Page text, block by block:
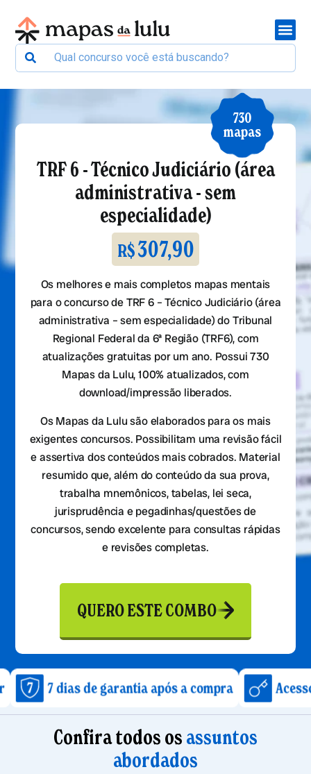
730
mapas
TRF 6 - Técnico Judiciário (área
administrativa - sem
especialidade)
R$307,90
Os melhores e mais completos mapas mentais
para o concurso de TRF 6 – Técnico Judiciário (área
administrativa – sem especialidade) do Tribunal
Regional Federal da 6ª Região (TRF6), com
atualizações gratuitas por um ano. Possui 730
Mapas da Lulu, 100% atualizados, com
download/impressão liberados.
Os Mapas da Lulu são elaborados para os mais
exigentes concursos. Possibilitam uma revisão fácil
e assertiva dos conteúdos mais cobrados. Material
resumido que, além do conteúdo da sua prova,
trabalha mnemônicos, tabelas, lei seca,
jurisprudência e pegadinhas/questões de
concursos, sendo excelente para consultas rápidas
e revisões completas.
QUERO ESTE COMBO
de garantia após a compra Acesso imediato
Confira todos os assuntos
abordados